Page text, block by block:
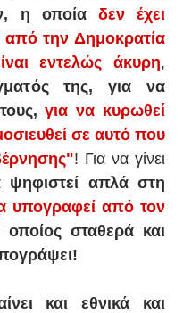
η οποίαδεν έχει
την Δημοκρατία
εντελώς άκυρη,
της, για να
για να κυρωθεί
σε αυτό που
! Για να γίνει
ψηφιστεί απλά στη
υπογραφεί από τον
σταθερά και
και εθνικά και